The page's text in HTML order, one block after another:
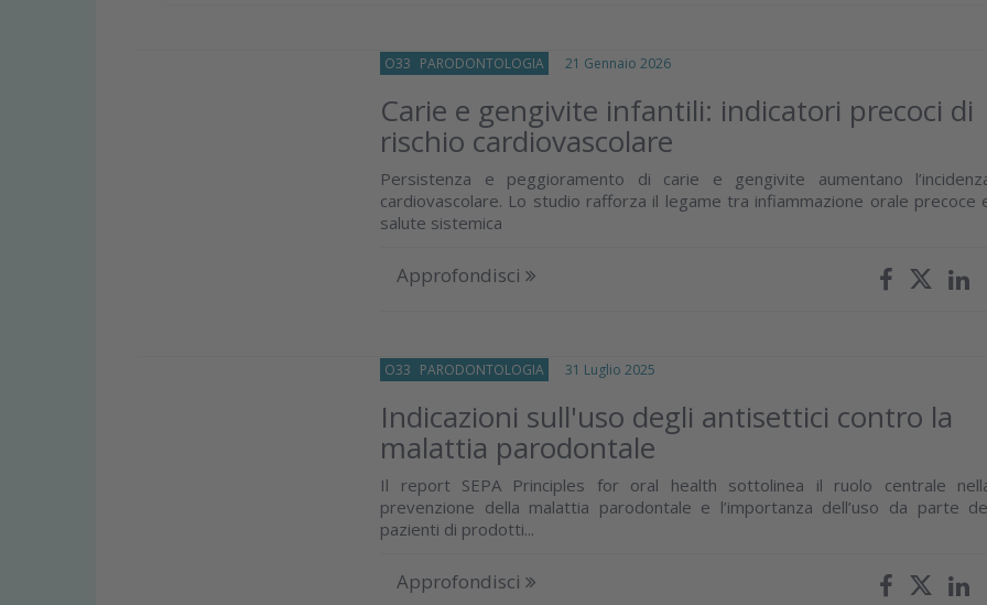
O33 PARODONTOLOGIA 21 Gennaio 2026
Carie e gengivite infantili: indicatori precoci di
rischio cardiovascolare
Persistenza e peggioramento di carie e gengivite aumentano
cardiovascolare. Lo studio rafforza il legame tra infiammazione orale precoce
salute sistemica
Approfondisci
O33 PARODONTOLOGIA 31 Luglio 2025
Indicazioni sull'uso degli antisettici contro la
malattia parodontale
Il report SEPA Principles for oral health sottolinea il ruolo centrale
prevenzione della malattia parodontale e l’importanza dell’uso da parte
pazienti di prodotti...
Approfondisci